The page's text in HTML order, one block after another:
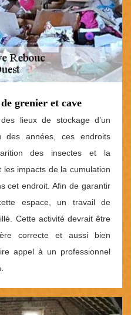
grenier et cave
lieux de stockage d’un
des années, ces endroits
des insectes et la
impacts de la cumulation
cet endroit. Afin de garantir
espace, un travail de
Cette activité devrait être
correcte et aussi bien
appel à un professionnel